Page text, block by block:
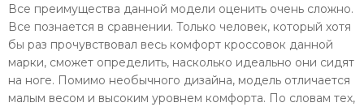
Все преимущества данной модели оценить очень сложно.
Все познается в сравнении. Только человек, который хотя
бы раз прочувствовал весь комфорт кроссовок данной
марки, сможет определить, насколько идеально они сидят
на ноге. Помимо необычного дизайна, модель отличается
малым весом и высоким уровнем комфорта. По словам тех,